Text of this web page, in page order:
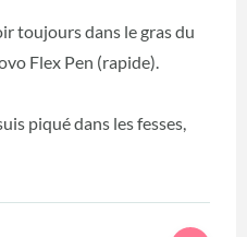
toujours dans le gras du
Flex Pen (rapide).
piqué dans les fesses,